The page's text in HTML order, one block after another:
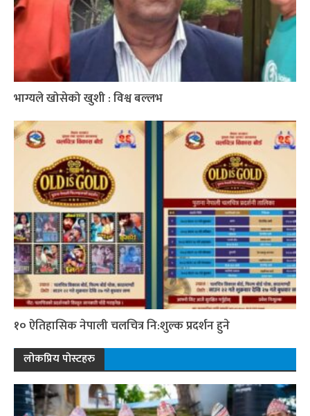
भाग्यले खोसेको खुशी : विश्व बल्लभ
१० ऐतिहासिक नेपाली चलचित्र नि:शुल्क प्रदर्शन हुने
लोकप्रिय पोस्टहरु